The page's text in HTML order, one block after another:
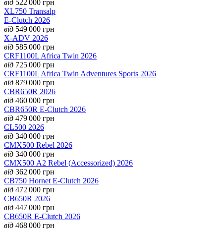
від 522 000 грн
XL750 Transalp
E-Clutch 2026
від 549 000 грн
X-ADV 2026
від 585 000 грн
CRF1100L Africa Twin 2026
від 725 000 грн
CRF1100L Africa Twin Adventures Sports 2026
від 879 000 грн
CBR650R 2026
від 460 000 грн
CBR650R E-Clutch 2026
від 479 000 грн
CL500 2026
від 340 000 грн
CMX500 Rebel 2026
від 340 000 грн
CMX500 А2 Rebel (Accessorized) 2026
від 362 000 грн
CB750 Hornet E-Clutch 2026
від 472 000 грн
CB650R 2026
від 447 000 грн
CB650R E-Clutch 2026
від 468 000 грн